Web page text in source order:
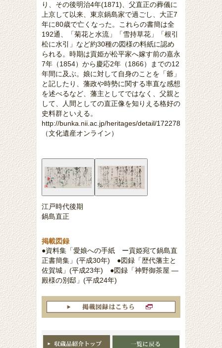
り、その後明治4年(1871)、父直正の葬儀に
上京して以来、東京鍋島家で過ごし、大正7
年に80歳で亡くなった。これらの書簡は全
192通、「菊花と水流」「雪持草花」「根引
松に水引」など約30種の図様の料紙に認め
られる。時期は貢姫が松平家へ嫁す前の嘉永
7年（1854）から慶応2年（1866）までの12
年間に及ぶ。娘に対して自身のことを「爺」
と記したり、藩政や時勢に関する率直な感想
を述べるなど、藩主としてではなく、父親と
して、人間としての直正像を知りえる格好の
史料群といえる。
http://bunka.nii.ac.jp/heritages/detail/172278
（文化遺産オンライン）
江戸時代後期
鍋島直正
掲載図録
●資料集「愛娘への手紙 ー貢姫宛て鍋島直
正書簡集」(平成30年) ●図録「歴代藩主と
佐賀城」(平成23年) ●図録「神野御茶屋 ―
殿様の別邸」(平成24年)